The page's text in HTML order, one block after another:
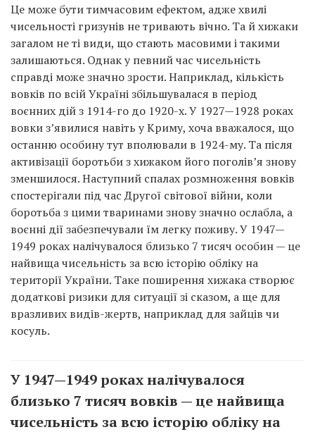
Це може бути тимчасовим ефектом, адже хвилі
чисельності гризунів не тривають вічно. Та й хижаки
загалом не ті види, що стають масовими і такими
залишаються. Однак у певний час чисельність
справді може значно зрости. Наприклад, кількість
вовків по всій Україні збільшувалася в період
воєнних дій з 1914-го до 1920-х. У 1927—1928 роках
вовки з’явилися навіть у Криму, хоча вважалося, що
останню особину тут вполювали в 1924-му. Та після
активізації боротьби з хижаком його поголів’я знову
зменшилося. Наступний спалах розмноження вовків
спостерігали під час Другої світової війни, коли
боротьба з цими тваринами знову значно ослабла, а
воєнні дії забезпечували їм легку поживу. У 1947—
1949 роках налічувалося близько 7 тисяч особин — це
найвища чисельність за всю історію обліку на
території України. Таке поширення хижака створює
додаткові ризики для ситуації зі сказом, а ще для
вразливих видів-жертв, наприклад для зайців чи
косуль.
У 1947—1949 роках налічувалося
близько 7 тисяч вовків — це найвища
чисельність за всю історію обліку на